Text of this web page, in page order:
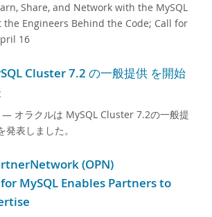
Share, and Network with the MySQL
the Engineers Behind the Code; Call for
16
Cluster 7.2 の一般提供 を開始
— オラクルは MySQL Cluster 7.2の一般提
表しました。
(OPN)
MySQL Enables Partners to